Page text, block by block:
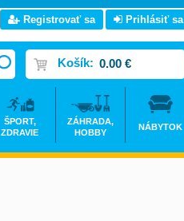
Registrovať sa Prihlásiť sa
Košík: 0.00 €
ŠPORT,
ZDRAVIE
ZÁHRADA,
HOBBY
NÁBYTOK